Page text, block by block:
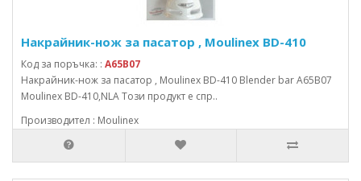
Накрайник-нож за пасатор , Moulinex BD-410
Код за поръчка: : A65B07
Накрайник-нож за пасатор , Moulinex BD-410 Blender bar A65B07
Moulinex BD-410,NLA Този продукт е спр..
Производител : Moulinex